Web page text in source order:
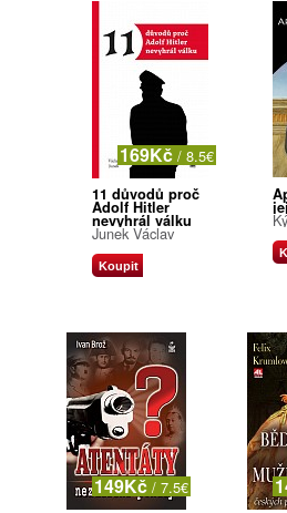
169Kč / 8.5€
11 důvodů proč
Adolf Hitler
nevyhrál válku
Junek Václav
Koupit
149Kč / 7.5€